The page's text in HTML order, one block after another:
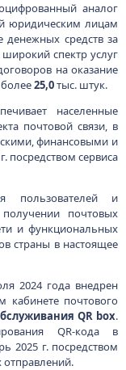
аналог
юридическим лицам
денежных средств за
спектр услуг
на оказание
25,0тыс. штук.
населенные
почтовой связи, в
финансовыми и
посредством сервиса
пользователей и
почтовых
и функциональных
страны в настоящее
2024 года внедрен
почтового
QR box.
QR-кода в
2025 г. посредством